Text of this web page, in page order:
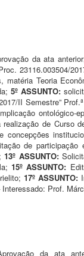
da ata anterior
23116.003504/
matéria Teoria
5º ASSUNTO:
II Semestre”
ontológico-
realização de Curso
concepções
de participação
13º ASSUNTO:
15º ASSUNTO:
17º ASSUNTO:
Prof.
da ata